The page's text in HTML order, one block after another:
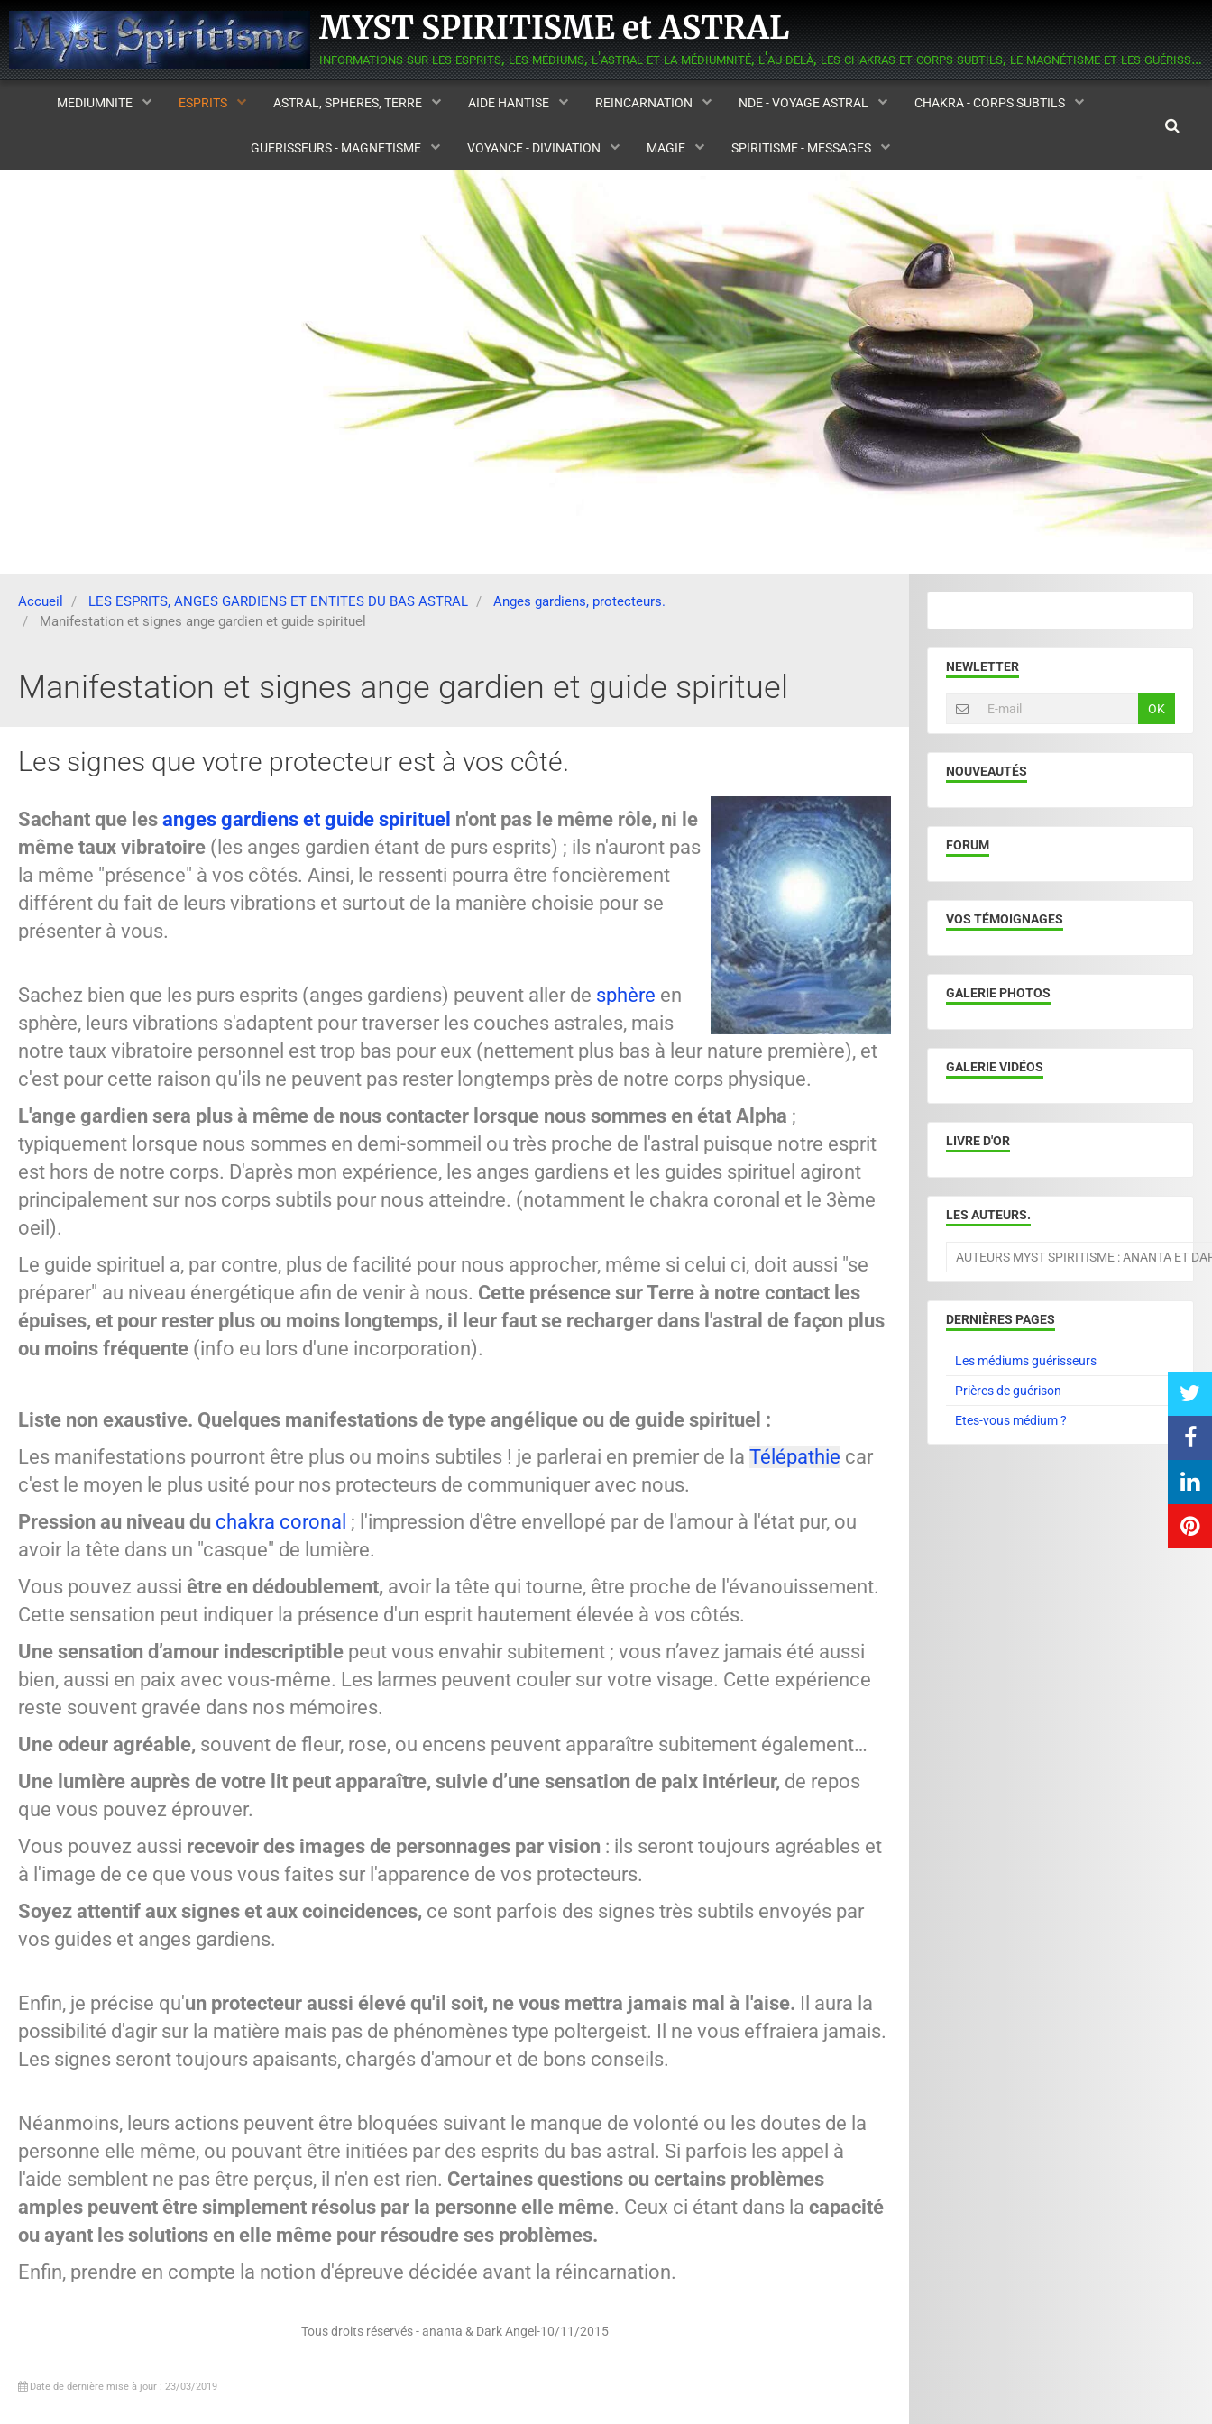
MYST SPIRITISME et ASTRAL
informations sur les esprits, les médiums, l'astral et la médiumnité, l'au delà, les chakras et corps subtils, le magnétisme et les guérisseurs, la réincarnation, l'aide contre les hantises.
MEDIUMNITE ESPRITS ASTRAL, SPHERES, TERRE AIDE HANTISE REINCARNATION NDE - VOYAGE ASTRAL CHAKRA - CORPS SUBTILS
GUERISSEURS - MAGNETISME VOYANCE - DIVINATION MAGIE SPIRITISME - MESSAGES
Accueil LES ESPRITS, ANGES GARDIENS ET ENTITES DU BAS ASTRAL
Anges gardiens, protecteurs.
Manifestation et signes ange gardien et guide spirituel
Manifestation et signes ange gardien et guide spirituel
Les signes que votre protecteur est à vos côté.
Sachant que les anges gardiens et guide spirituel n'ont pas le même rôle, ni le
même taux vibratoire (les anges gardien étant de purs esprits) ; ils n'auront pas
la même "présence" à vos côtés. Ainsi, le ressenti pourra être foncièrement
différent du fait de leurs vibrations et surtout de la manière choisie pour se
présenter à vous.
Sachez bien que les purs esprits (anges gardiens) peuvent aller de sphère en
sphère, leurs vibrations s'adaptent pour traverser les couches astrales, mais
notre taux vibratoire personnel est trop bas pour eux (nettement plus bas à leur nature première), et
c'est pour cette raison qu'ils ne peuvent pas rester longtemps près de notre corps physique.
L'ange gardien sera plus à même de nous contacter lorsque nous sommes en état Alpha ;
typiquement lorsque nous sommes en demi-sommeil ou très proche de l'astral puisque notre esprit
est hors de notre corps. D'après mon expérience, les anges gardiens et les guides spirituel agiront
principalement sur nos corps subtils pour nous atteindre. (notamment le chakra coronal et le 3ème
oeil).
Le guide spirituel a, par contre, plus de facilité pour nous approcher, même si celui ci, doit aussi "se
préparer" au niveau énergétique afin de venir à nous. Cette présence sur Terre à notre contact les
épuises, et pour rester plus ou moins longtemps, il leur faut se recharger dans l'astral de façon plus
ou moins fréquente (info eu lors d'une incorporation).
Liste non exaustive. Quelques manifestations de type angélique ou de guide spirituel :
Les manifestations pourront être plus ou moins subtiles ! je parlerai en premier de la Télépathie car
c'est le moyen le plus usité pour nos protecteurs de communiquer avec nous.
Pression au niveau du chakra coronal ; l'impression d'être envellopé par de l'amour à l'état pur, ou
avoir la tête dans un "casque" de lumière.
Vous pouvez aussi être en dédoublement, avoir la tête qui tourne, être proche de l'évanouissement.
Cette sensation peut indiquer la présence d'un esprit hautement élevée à vos côtés.
Une sensation d’amour indescriptible peut vous envahir subitement ; vous n’avez jamais été aussi
bien, aussi en paix avec vous-même. Les larmes peuvent couler sur votre visage. Cette expérience
reste souvent gravée dans nos mémoires.
Une odeur agréable, souvent de fleur, rose, ou encens peuvent apparaître subitement également…
Une lumière auprès de votre lit peut apparaître, suivie d’une sensation de paix intérieur, de repos
que vous pouvez éprouver.
Vous pouvez aussi recevoir des images de personnages par vision : ils seront toujours agréables et
à l'image de ce que vous vous faites sur l'apparence de vos protecteurs.
Soyez attentif aux signes et aux coincidences, ce sont parfois des signes très subtils envoyés par
vos guides et anges gardiens.
Enfin, je précise qu'un protecteur aussi élevé qu'il soit, ne vous mettra jamais mal à l'aise. Il aura la
possibilité d'agir sur la matière mais pas de phénomènes type poltergeist. Il ne vous effraiera jamais.
Les signes seront toujours apaisants, chargés d'amour et de bons conseils.
Néanmoins, leurs actions peuvent être bloquées suivant le manque de volonté ou les doutes de la
personne elle même, ou pouvant être initiées par des esprits du bas astral. Si parfois les appel à
l'aide semblent ne pas être perçus, il n'en est rien. Certaines questions ou certains problèmes
amples peuvent être simplement résolus par la personne elle même. Ceux ci étant dans la capacité
ou ayant les solutions en elle même pour résoudre ses problèmes.
Enfin, prendre en compte la notion d'épreuve décidée avant la réincarnation.
Tous droits réservés - ananta & Dark Angel-10/11/2015
Date de dernière mise à jour : 23/03/2019
NEWLETTER
OK
NOUVEAUTÉS
FORUM
VOS TÉMOIGNAGES
GALERIE PHOTOS
GALERIE VIDÉOS
LIVRE D'OR
LES AUTEURS.
AUTEURS MYST SPIRITISME : ANANTA ET
DERNIÈRES PAGES
Les médiums guérisseurs
Prières de guérison
Etes-vous médium ?